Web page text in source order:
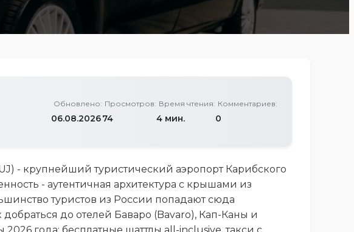
Обновлено:
06.08.2026
Просмотров:
74
Время чтения:
4 мин.
Комментариев:
0
- крупнейший туристический аэропорт Карибского
- аутентичная архитектура с крышами из
туристов из России попадают сюда
до отелей Баваро (Bavaro), Кап-Каны и